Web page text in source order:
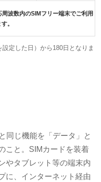
波数内のSIMフリー端末でご利用
。
定した日）から180日となりま
同じ機能を「データ」と
こと。SIMカードを装着
やタブレット等の端末内
に、インターネット経由